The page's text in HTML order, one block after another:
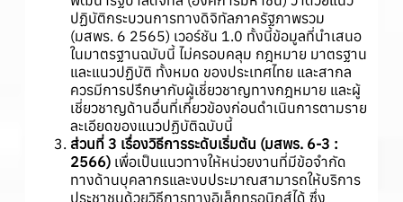
ปฏิบัติกระบวนการทางดิจิทัลภาครัฐภาพรวม
(มสพร. 6 2565) เวอร์ชัน 1.0 ทั้งนี้ข้อมูลที่นำเสนอ
ในมาตรฐานฉบับนี้ ไม่ครอบคลุม กฎหมาย มาตรฐาน
และแนวปฏิบัติ ทั้งหมด ของประเทศไทย และสากล
ควรมีการปรึกษากับผู้เชี่ยวชาญทางกฎหมาย และผู้
เชี่ยวชาญด้านอื่นที่เกี่ยวข้องก่อนดำเนินการตามราย
ละเอียดของแนวปฏิบัติฉบับนี้
ส่วนที่ 3 เรื่องวิธีการระดับเริ่มต้น (มสพร. 6-3 :
2566) เพื่อเป็นแนวทางให้หน่วยงานที่มีข้อจำกัด
ทางด้านบุคลากรและงบประมาณสามารถให้บริการ
ประชาชนด้วยวิธีการทางอิเล็กทรอนิกส์ได้ ซึ่ง